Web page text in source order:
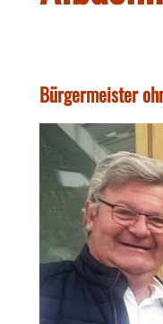
Bürgermeister